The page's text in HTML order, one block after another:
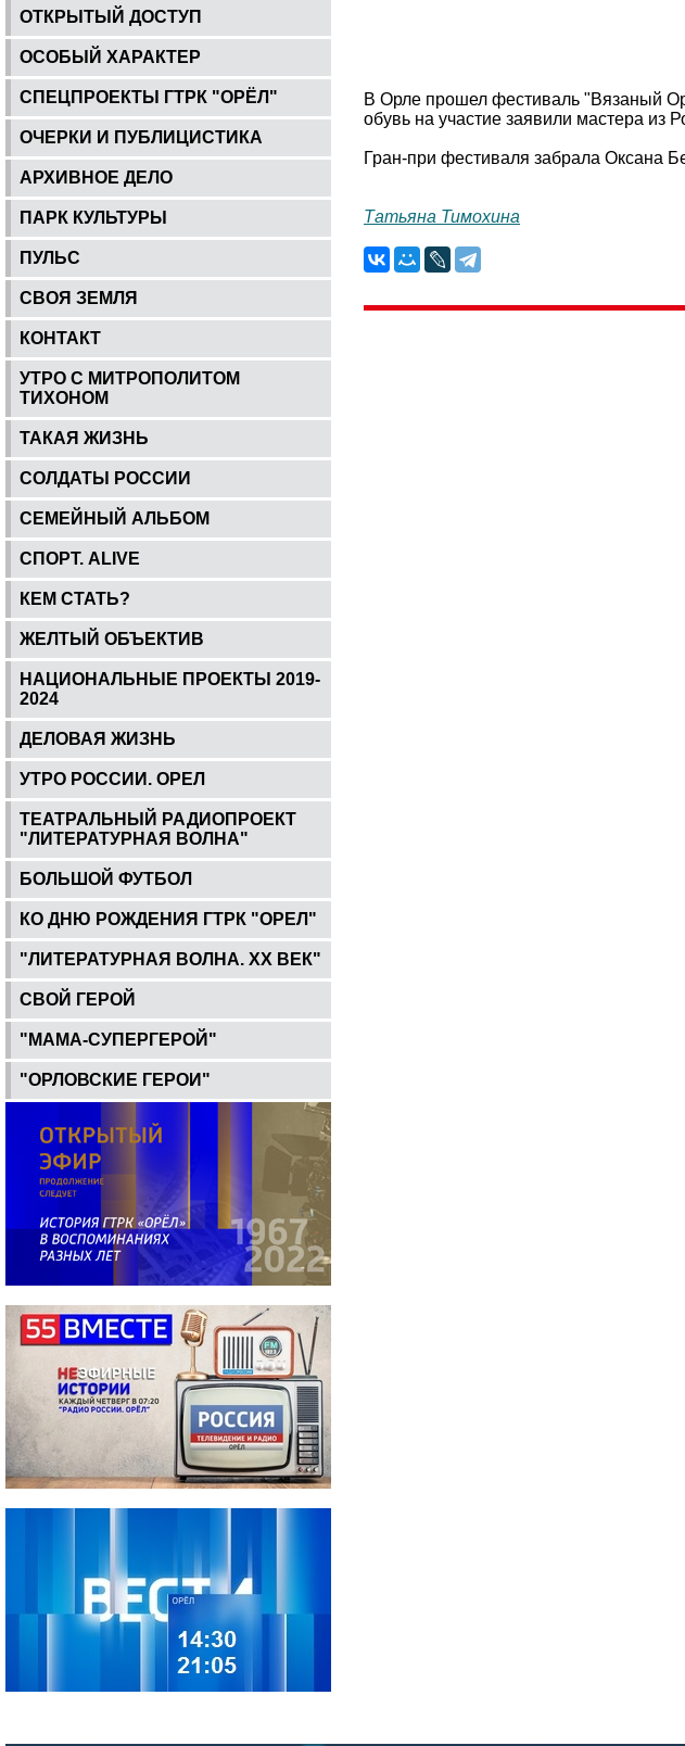
ОТКРЫТЫЙ ДОСТУП
ОСОБЫЙ ХАРАКТЕР
СПЕЦПРОЕКТЫ ГТРК "ОРЁЛ"
ОЧЕРКИ И ПУБЛИЦИСТИКА
АРХИВНОЕ ДЕЛО
ПАРК КУЛЬТУРЫ
ПУЛЬС
СВОЯ ЗЕМЛЯ
КОНТАКТ
УТРО С МИТРОПОЛИТОМ
ТИХОНОМ
ТАКАЯ ЖИЗНЬ
СОЛДАТЫ РОССИИ
СЕМЕЙНЫЙ АЛЬБОМ
СПОРТ. ALIVE
КЕМ СТАТЬ?
ЖЕЛТЫЙ ОБЪЕКТИВ
НАЦИОНАЛЬНЫЕ ПРОЕКТЫ 2019-
2024
ДЕЛОВАЯ ЖИЗНЬ
УТРО РОССИИ. ОРЕЛ
ТЕАТРАЛЬНЫЙ РАДИОПРОЕКТ
"ЛИТЕРАТУРНАЯ ВОЛНА"
БОЛЬШОЙ ФУТБОЛ
КО ДНЮ РОЖДЕНИЯ ГТРК "ОРЕЛ"
"ЛИТЕРАТУРНАЯ ВОЛНА. ХХ ВЕК"
СВОЙ ГЕРОЙ
"МАМА-СУПЕРГЕРОЙ"
"ОРЛОВСКИЕ ГЕРОИ"
В Орле прошел фестиваль "Вязаный
обувь на участие заявили мастера из
Гран-при фестиваля забрала Оксана
Татьяна Тимохина